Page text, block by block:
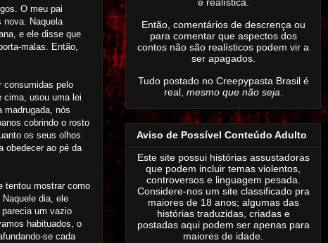
O meu pai
nova. Naquela
e ele disse que
malas. Então,
consumidas pelo
cima, usou uma lei
madrugada, nós
cobrindo o rosto
os seus olhos
obedecer ao pé da
tentou mostrar como
dia, ele
um vazio
habituados, o
se cada
Então, comentários de descrença ou
para comentar que aspectos dos
contos não são realísticos podem vir a
ser apagados.
Tudo postado no Creepypasta Brasil é
real, mesmo que não seja
Aviso de Possível Conteúdo Adulto
Este site possui histórias assustadoras
que podem incluir temas violentos,
controversos e linguagem pesada.
Considere-nos um site classificado pra
maiores de 18 anos; algumas das
histórias traduzidas, criadas e
postadas aqui podem ser apenas para
maiores de idade.